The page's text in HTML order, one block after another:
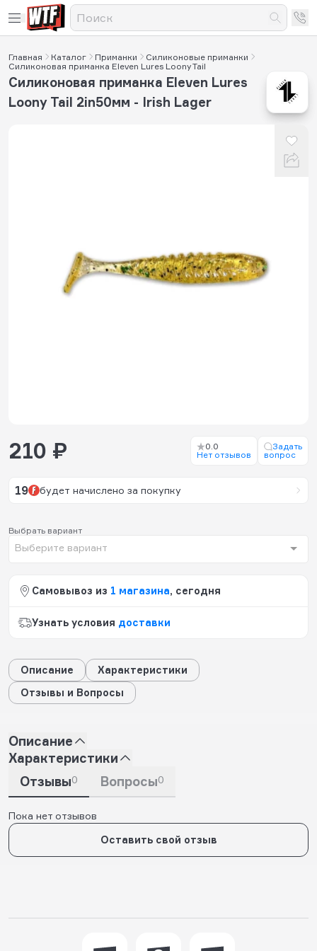
Главная Каталог Приманки
Силиконовые приманки
Силиконовая приманка Eleven Lures Loony Tail
Силиконовая приманка Eleven Lures
Loony Tail 2in50мм - Irish Lager
Выбрать вариант
Выберите вариант
210 ₽
0.0
Нет отзывов
Задать
вопрос
19 будет начислено за покупку
Самовывоз из 1 магазина, сегодня
Узнать условия доставки
Описание
Характеристики
Отзывы и Вопросы
Описание
Характеристики
Отзывы0 Вопросы0
Пока нет отзывов
Оставить свой отзыв